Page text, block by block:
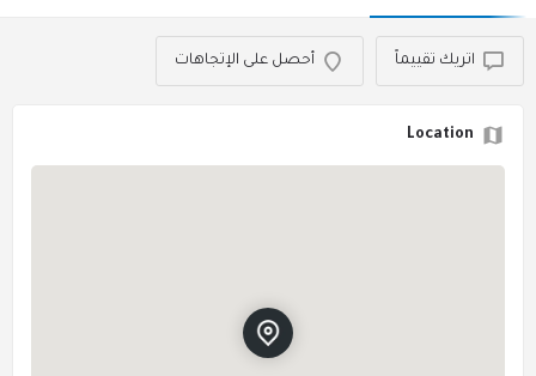
اتريك تقييماً أحصل على الإتجاهات
Location